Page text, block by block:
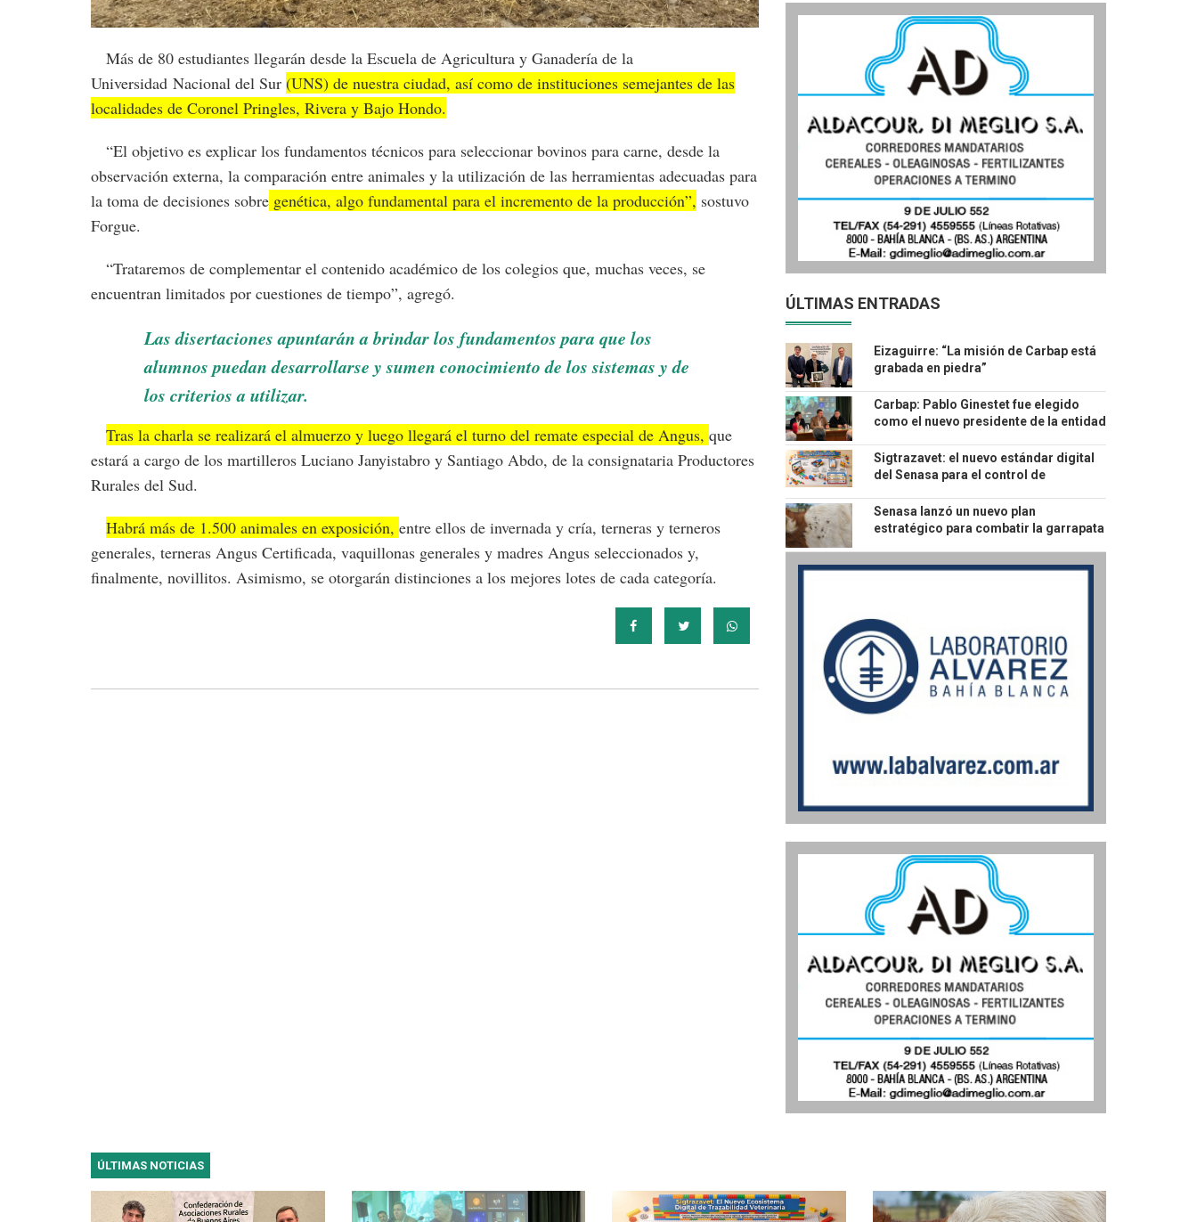
Más de 80 estudiantes llegarán desde la Escuela de Agricultura y Ganadería de la
Universidad Nacional del Sur (UNS) de nuestra ciudad, así como de instituciones semejantes de las
localidades de Coronel Pringles, Rivera y Bajo Hondo.
“El objetivo es explicar los fundamentos técnicos para seleccionar bovinos para carne, desde la
observación externa, la comparación entre animales y la utilización de las herramientas adecuadas para
la toma de decisiones sobre genética, algo fundamental para el incremento de la producción”, sostuvo
Forgue.
“Trataremos de complementar el contenido académico de los colegios que, muchas veces, se
encuentran limitados por cuestiones de tiempo”, agregó.
Las disertaciones apuntarán a brindar los fundamentos para que los
alumnos puedan desarrollarse y sumen conocimiento de los sistemas y de
los criterios a utilizar.
Tras la charla se realizará el almuerzo y luego llegará el turno del remate especial de Angus, que
estará a cargo de los martilleros Luciano Janyistabro y Santiago Abdo, de la consignataria Productores
Rurales del Sud.
Habrá más de 1.500 animales en exposición, entre ellos de invernada y cría, terneras y terneros
generales, terneras Angus Certificada, vaquillonas generales y madres Angus seleccionados y,
finalmente, novillitos. Asimismo, se otorgarán distinciones a los mejores lotes de cada categoría.
ÚLTIMAS ENTRADAS
Eizaguirre: “La misión de Carbap está
grabada en piedra”
Carbap: Pablo Ginestet fue elegido
como el nuevo presidente de la entidad
Sigtrazavet: el nuevo estándar digital
del Senasa para el control de
Senasa lanzó un nuevo plan
estratégico para combatir la garrapata
ÚLTIMAS NOTICIAS